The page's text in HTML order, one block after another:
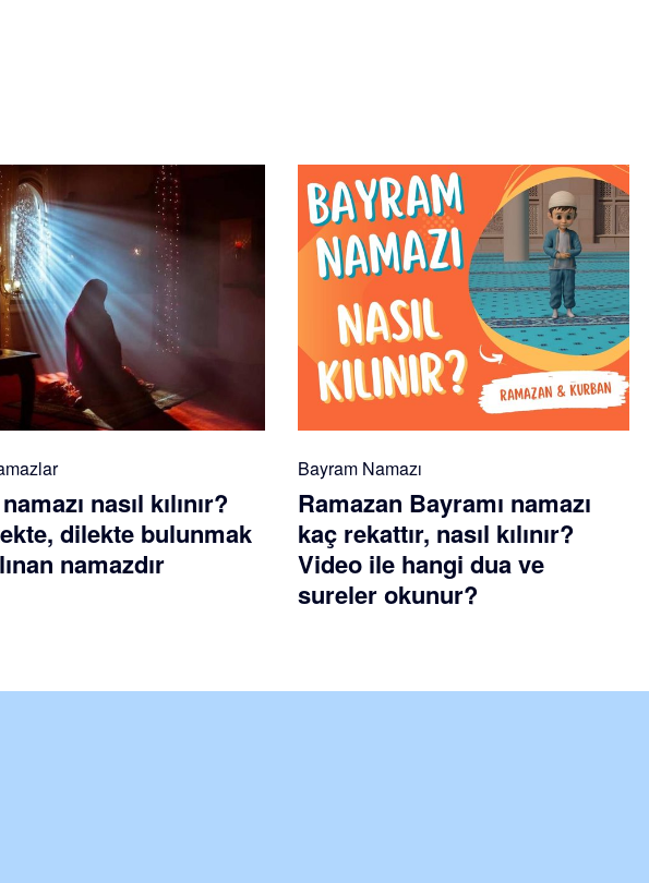
nasıl kılınır?
dilekte bulunmak
namazdır
Bayram Namazı
Ramazan Bayramı namazı
kaç rekattır, nasıl kılınır?
Video ile hangi dua ve
sureler okunur?